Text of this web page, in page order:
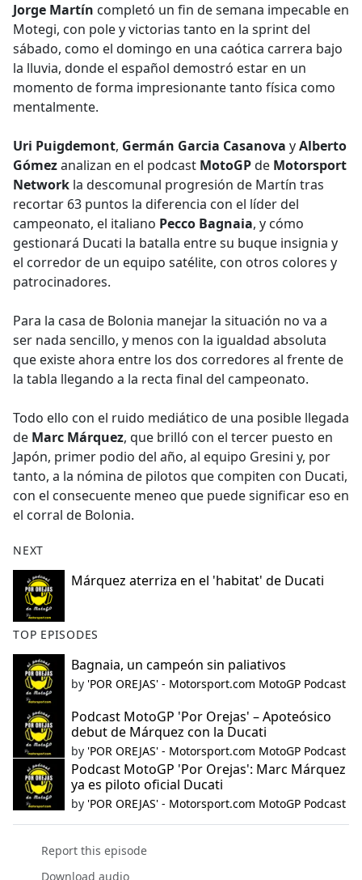
b
o
o
k
Jorge Martín completó un fin de semana impecable en
Motegi, con pole y victorias tanto en la sprint del
sábado, como el domingo en una caótica carrera bajo
la lluvia, donde el español demostró estar en un
momento de forma impresionante tanto física como
mentalmente.
Uri Puigdemont, Germán Garcia Casanova yAlberto
Gómezanalizan en el podcast MotoGPde Motorsport
Network la descomunal progresión de Martín tras
recortar 63 puntos la diferencia con el líder del
campeonato, el italiano Pecco Bagnaia, y cómo
gestionará Ducati la batalla entre su buque insignia y
el corredor de un equipo satélite, con otros colores y
patrocinadores.
Para la casa de Bolonia manejar la situación no va a
ser nada sencillo, y menos con la igualdad absoluta
que existe ahora entre los dos corredores al frente de
la tabla llegando a la recta final del campeonato.
Todo ello con el ruido mediático de una posible llegada
de Marc Márquez, que brilló con el tercer puesto en
Japón, primer podio del año, al equipo Gresini y, por
tanto, a la nómina de pilotos que compiten con Ducati,
con el consecuente meneo que puede significar eso en
el corral de Bolonia.
NEXT
Márquez aterriza en el 'habitat' de Ducati
TOP EPISODES
Bagnaia, un campeón sin paliativos
by 'POR OREJAS' - Motorsport.com MotoGP Podcast
Podcast MotoGP 'Por Orejas' – Apoteósico
debut de Márquez con la Ducati
by 'POR OREJAS' - Motorsport.com MotoGP Podcast
Podcast MotoGP 'Por Orejas': Marc Márquez
ya es piloto oficial Ducati
by 'POR OREJAS' - Motorsport.com MotoGP Podcast
Report this episode
Download audio